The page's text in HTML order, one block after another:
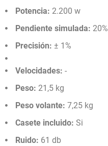
Potencia: 2.200 w
Pendiente simulada: 20%
Precisión:± 1%
Velocidades:-
Peso: 21,5 kg
Peso volante:7,25 kg
Casete incluido:Si
Ruido: 61 db